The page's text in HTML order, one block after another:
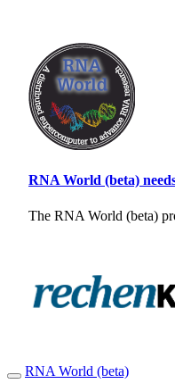
RNA World (beta)
The RNA World (beta)
RNA World (beta)